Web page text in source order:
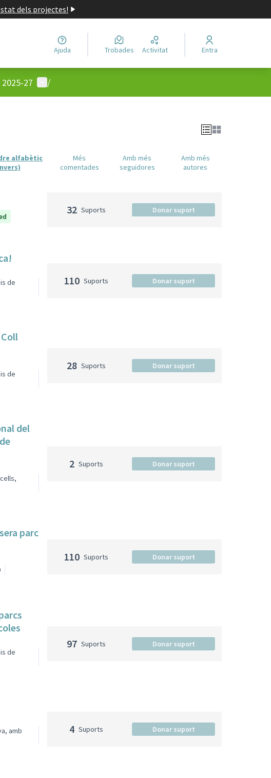
dels projectes!
Ajuda Trobades Activitat Entra
27 Menú d'usuari
/
alfabètic
Més
comentades
Amb més
seguidores
Amb més
autores
32 Suports Donar suport
de
110 Suports Donar suport
de
28 Suports Donar suport
del
2 Suports Donar suport
parc
110 Suports Donar suport
de
97 Suports Donar suport
amb
4 Suports Donar suport